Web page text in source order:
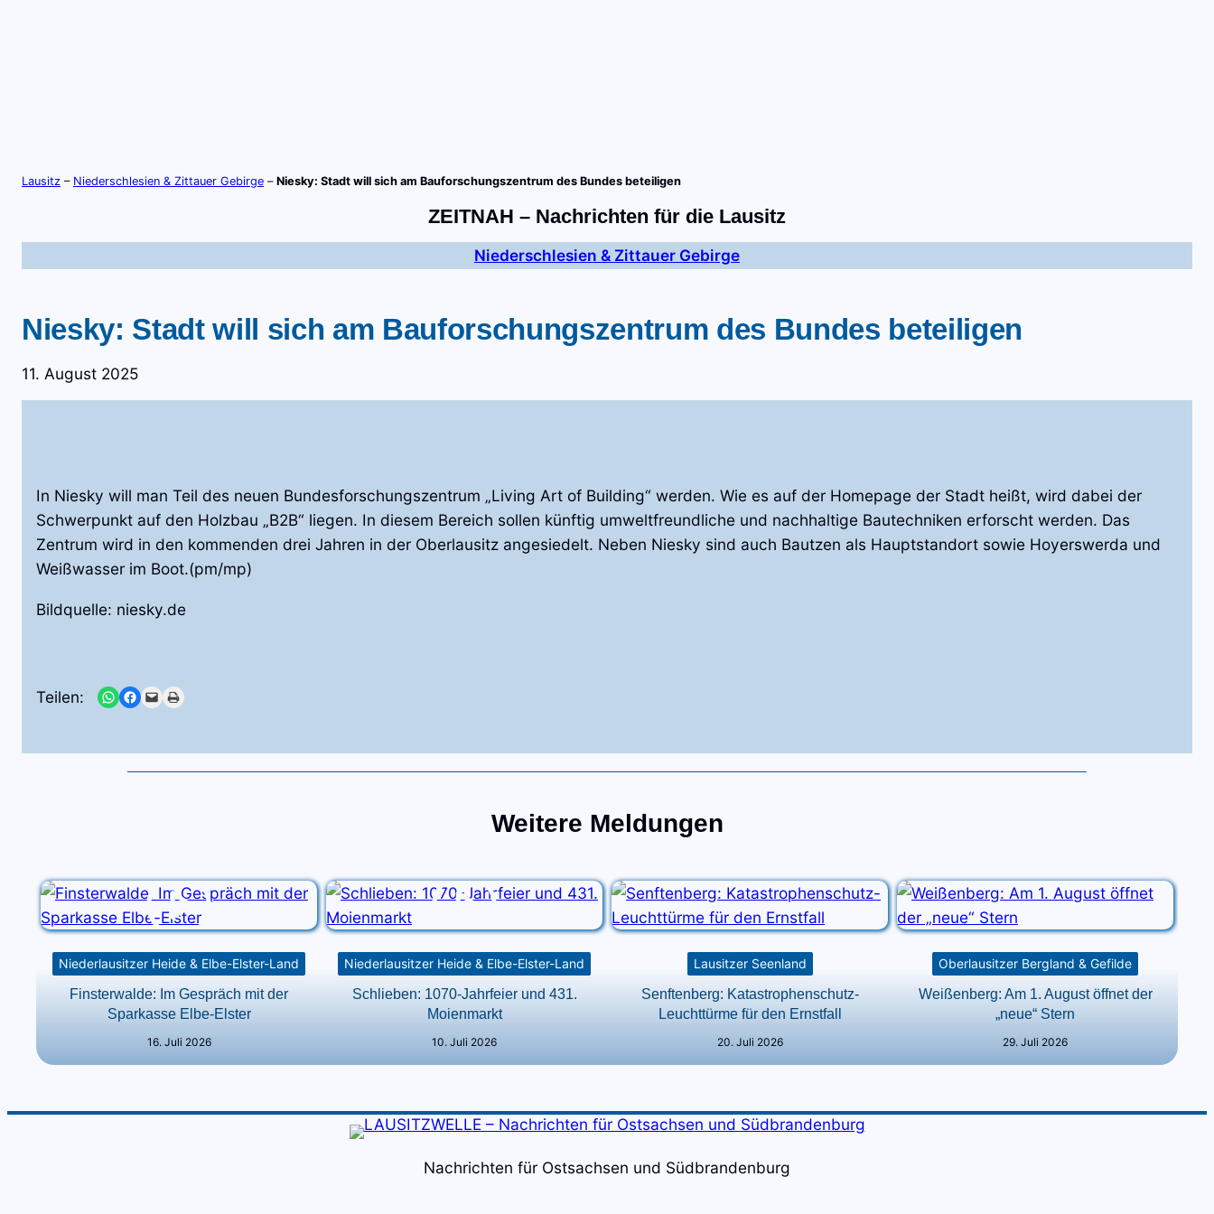
Lausitz – Niederschlesien & Zittauer Gebirge – Niesky: Stadt will sich am Bauforschungszentrum des Bundes beteiligen
ZEITNAH – Nachrichten für die Lausitz
Niederschlesien & Zittauer Gebirge
Niesky: Stadt will sich am Bauforschungszentrum des Bundes beteiligen
11. August 2025
In Niesky will man Teil des neuen Bundesforschungszentrum „Living Art of Building“ werden. Wie es auf der Homepage der Stadt heißt, wird dabei der
Schwerpunkt auf den Holzbau „B2B“ liegen. In diesem Bereich sollen künftig umweltfreundliche und nachhaltige Bautechniken erforscht werden. Das
Zentrum wird in den kommenden drei Jahren in der Oberlausitz angesiedelt. Neben Niesky sind auch Bautzen als Hauptstandort sowie Hoyerswerda und
Weißwasser im Boot.(pm/mp)
Bildquelle: niesky.de
Teilen: Share on WhatsApp
Share on Facebook
Email this PagePrint this Page
Weitere Meldungen
Niederlausitzer Heide & Elbe-Elster-Land
Finsterwalde: Im Gespräch mit der
Sparkasse Elbe-Elster
16. Juli 2026
Niederlausitzer Heide & Elbe-Elster-Land
Schlieben: 1070-Jahrfeier und 431.
Moienmarkt
10. Juli 2026
Lausitzer Seenland
Senftenberg: Katastrophenschutz-
Leuchttürme für den Ernstfall
20. Juli 2026
Oberlausitzer Bergland & Gefilde
Weißenberg: Am 1. August öffnet der
„neue“ Stern
29. Juli 2026
Nachrichten für Ostsachsen und Südbrandenburg